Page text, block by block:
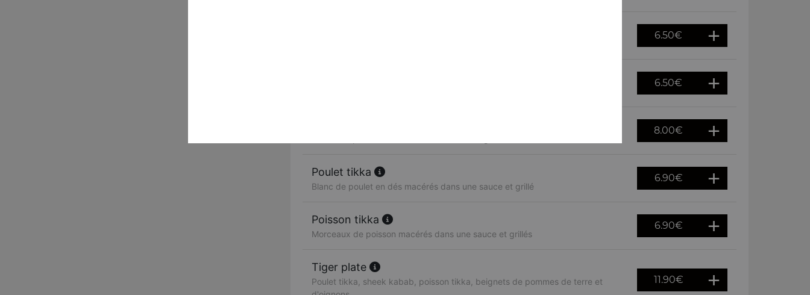
6.50€
6.50€
8.00€
Poulet tikka
Blanc de poulet en dés macérés dans une sauce et grillé
6.90€
Poisson tikka
Morceaux de poisson macérés dans une sauce et grillés
6.90€
Tiger plate
Poulet tikka, sheek kabab, poisson tikka, beignets de pommes de terre et
11.90€